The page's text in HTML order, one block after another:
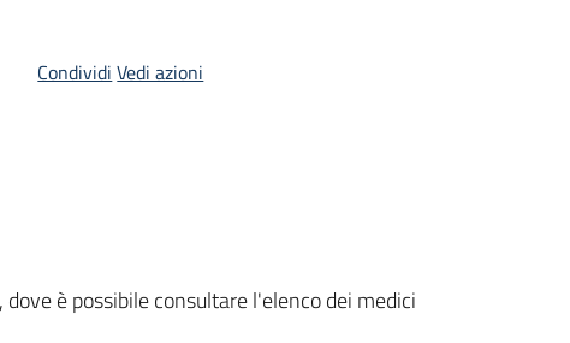
Condividi Vedi azioni
è possibile consultare l'elenco dei medici